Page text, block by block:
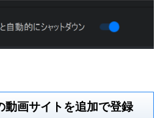
動画サイトを追加で登録